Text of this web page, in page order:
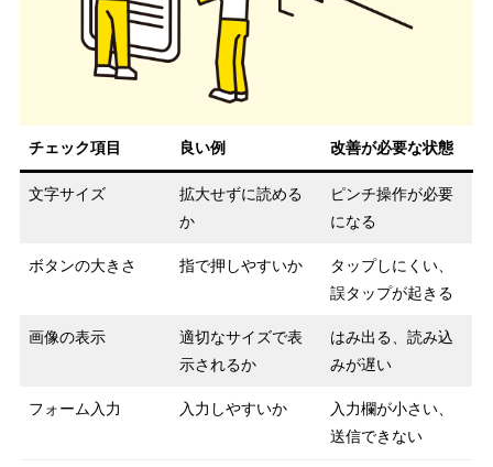
チェック項目 良い例 改善が必要な状態
文字サイズ
拡大せずに読める
か
ピンチ操作が必要
になる
ボタンの大きさ 指で押しやすいか
タップしにくい、
誤タップが起きる
画像の表示
適切なサイズで表
示されるか
はみ出る、読み込
みが遅い
フォーム入力 入力しやすいか
入力欄が小さい、
送信できない